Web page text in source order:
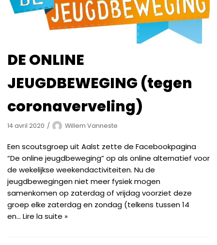
DE ONLINE
JEUGDBEWEGING (tegen
coronaverveling)
14 avril 2020 Willem Vanneste
Een scoutsgroep uit Aalst zette de Facebookpagina
“De online jeugdbeweging” op als online alternatief voor
de wekelijkse weekendactiviteiten. Nu de
jeugdbewegingen niet meer fysiek mogen
samenkomen op zaterdag of vrijdag voorziet deze
groep elke zaterdag en zondag (telkens tussen 14
en… Lire la suite »